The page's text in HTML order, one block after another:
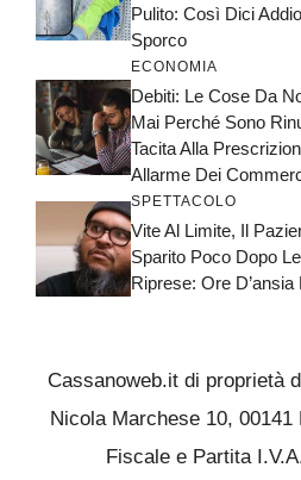
Pulito: Così Dici
Sporco
ECONOMIA
Debiti: Le Cose Da
Mai Perché Sono
Tacita Alla
Allarme Dei
SPETTACOLO
Vite Al Limite, Il
Sparito Poco Dopo Le
Riprese: Ore D’ansia
Cassanoweb.it di proprietà
Nicola Marchese 10,
Fiscale e Partita